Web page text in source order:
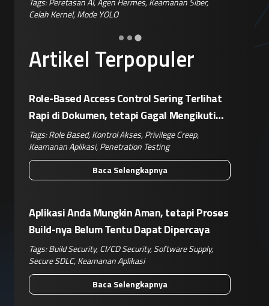
Artikel Terpopuler
Role-Based Access Control Sering Terlihat
Rapi di Dokumen, tetapi Gagal Mengikuti
Operasional Nyata
Tags:Role Based,Kontrol Akses,Privilege Creep,
Keamanan Aplikasi,Penetration Testing
Baca Selengkapnya
Aplikasi Anda Mungkin Aman, tetapi Proses
Build-nya Belum Tentu Dapat Dipercaya
Tags:Build Security,CI/CD Security,Software Supply,
Secure SDLC,Keamanan Aplikasi
Baca Selengkapnya